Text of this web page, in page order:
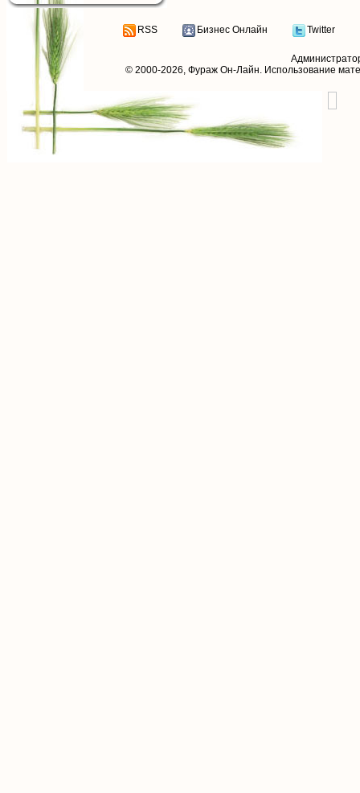
RSS Бизнес Онлайн Twitter
© 2000-2026, Фураж Он-Лайн. Использование